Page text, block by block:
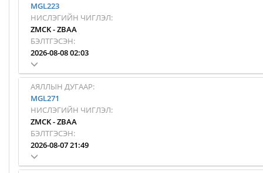
MGL223
НИСЛЭГИЙН ЧИГЛЭЛ:
ZMCK-ZBAA
БЭЛТГЭСЭН:
2026-08-08 02:03
АЯЛЛЫН ДУГААР:
MGL271
НИСЛЭГИЙН ЧИГЛЭЛ:
ZMCK-ZBAA
БЭЛТГЭСЭН:
2026-08-07 21:49